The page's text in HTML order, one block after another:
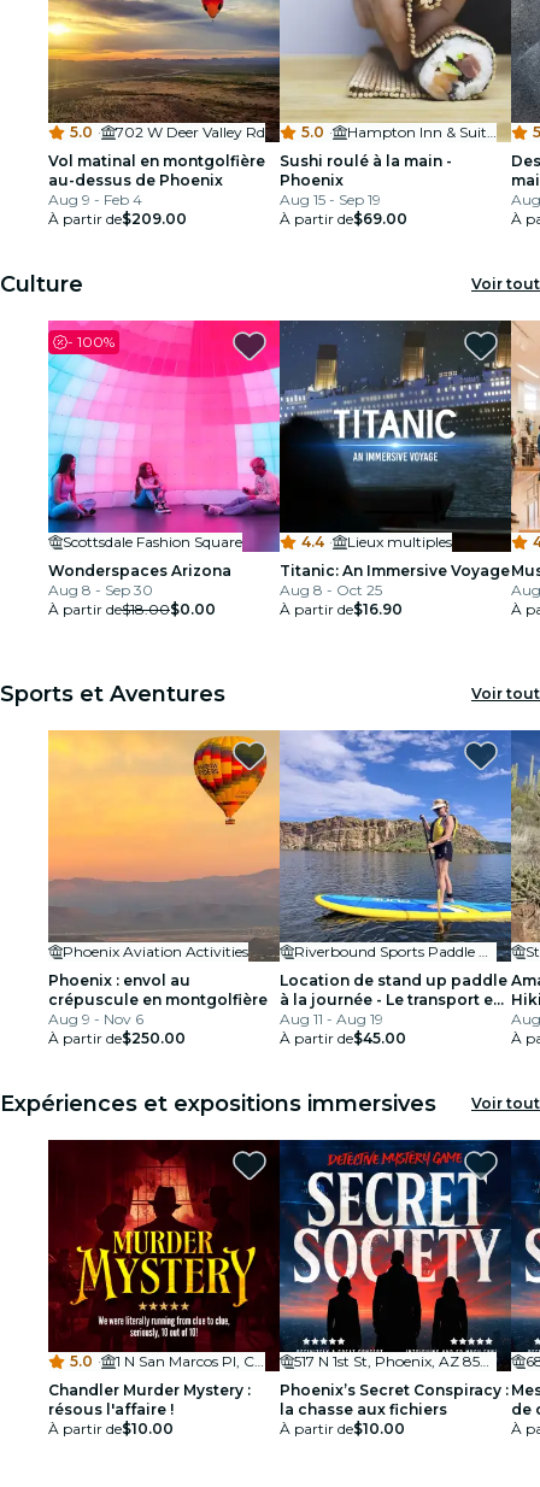
5.0 ·
702 W Deer Valley Rd
Vol matinal en montgolfière
au-dessus de Phoenix
Aug 9 - Feb 4
À partir de$209.00
5.0 ·
Hampton Inn & Suites Phoenix Downtown
Sushi roulé à la main -
Phoenix
Aug 15 - Sep 19
À partir de$69.00
À
Culture Voir tout
- 100%
Scottsdale Fashion Square
Wonderspaces Arizona
Aug 8 - Sep 30
À partir de$18.00$0.00
4.4 ·
Lieux multiples
Titanic: An Immersive Voyage
Aug 8 - Oct 25
À partir de$16.90
À
Sports et Aventures Voir tout
Phoenix Aviation Activities
Phoenix : envol au
crépuscule en montgolfière
Aug 9 - Nov 6
À partir de$250.00
Riverbound Sports Paddle Company
Location de stand up paddle
à la journée - Le transport est
nécessaire
Aug 11 - Aug 19
À partir de$45.00
À
Expériences et expositions immersives Voir tout
5.0 ·
1 N San Marcos Pl, Chandler, AZ 85225, USA
Chandler Murder Mystery :
résous l'affaire !
À partir de$10.00
517 N 1st St, Phoenix, AZ 85004
Phoenix’s Secret Conspiracy :
la chasse aux fichiers
À partir de$10.00
de
À